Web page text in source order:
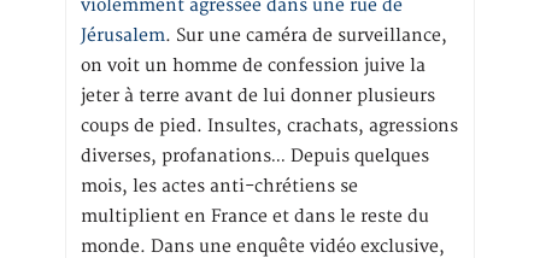
violemment agressée dans une rue de
Jérusalem. Sur une caméra de surveillance,
on voit un homme de confession juive la
jeter à terre avant de lui donner plusieurs
coups de pied. Insultes, crachats, agressions
diverses, profanations… Depuis quelques
mois, les actes anti-chrétiens se
multiplient en France et dans le reste du
monde. Dans une enquête vidéo exclusive,